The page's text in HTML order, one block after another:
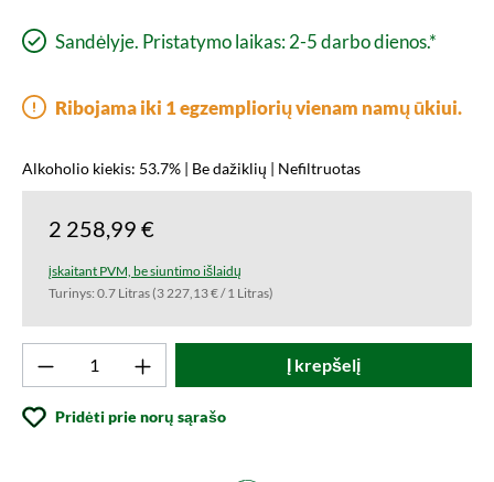
Sandėlyje. Pristatymo laikas: 2-5 darbo dienos.*
Ribojama iki 1 egzempliorių vienam namų ūkiui.
Alkoholio kiekis: 53.7% | Be dažiklių | Nefiltruotas
2 258,99 €
įskaitant PVM, be siuntimo išlaidų
Turinys: 0.7 Litras(3 227,13 € / 1 Litras)
Produkto kiekis: Įveskite norimą vertę
Į krepšelį
Pridėti prie norų sąrašo